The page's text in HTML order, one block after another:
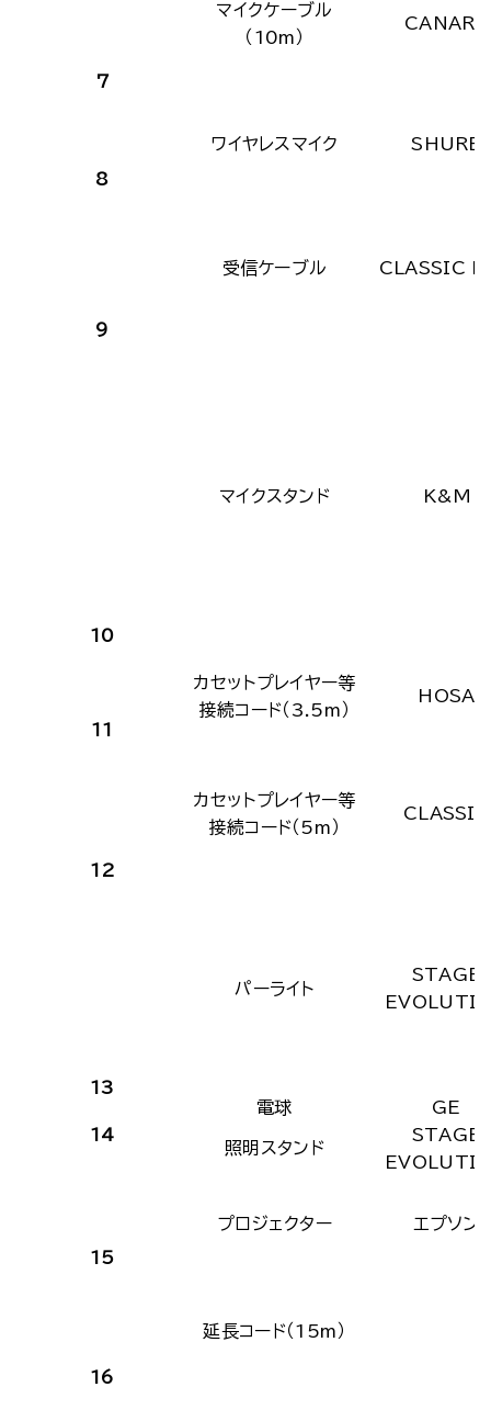
7
マイクケーブル
（10m）
CANARE
8
ワイヤレスマイク SHURE
9
受信ケーブル CLASSIC
10
マイクスタンド K&M
11
カセットプレイヤー等
接続コード（3.5m）
HOSA
12
カセットプレイヤー等
接続コード（5m）
CLASSIC
13
パーライト
STAGE
電球
GE
14
照明スタンド
STAGE
15
プロジェクター エプソン
16
延長コード（15m）